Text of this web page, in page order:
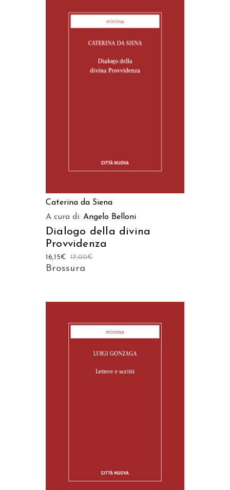
Caterina da Siena
A cura di: Angelo Belloni
Dialogo della divina
Provvidenza
17,00€
16,15€
Brossura